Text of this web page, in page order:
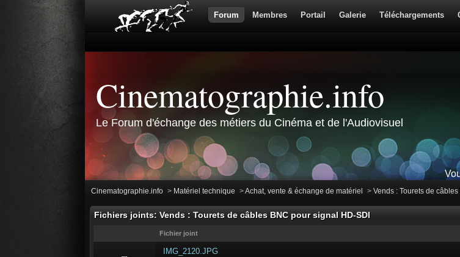
Forum Membres Portail Galerie Téléchargements
Cinematographie.info
Le Forum d'échange des métiers du Cinéma et de l'Audiovisuel
Cinematographie.info > Matériel technique >Achat, vente & échange de matériel > Vends : Tourets de
Fichiers joints: Vends : Tourets de câbles BNC pour signal HD-SDI
Fichier joint
IMG_2120.JPG